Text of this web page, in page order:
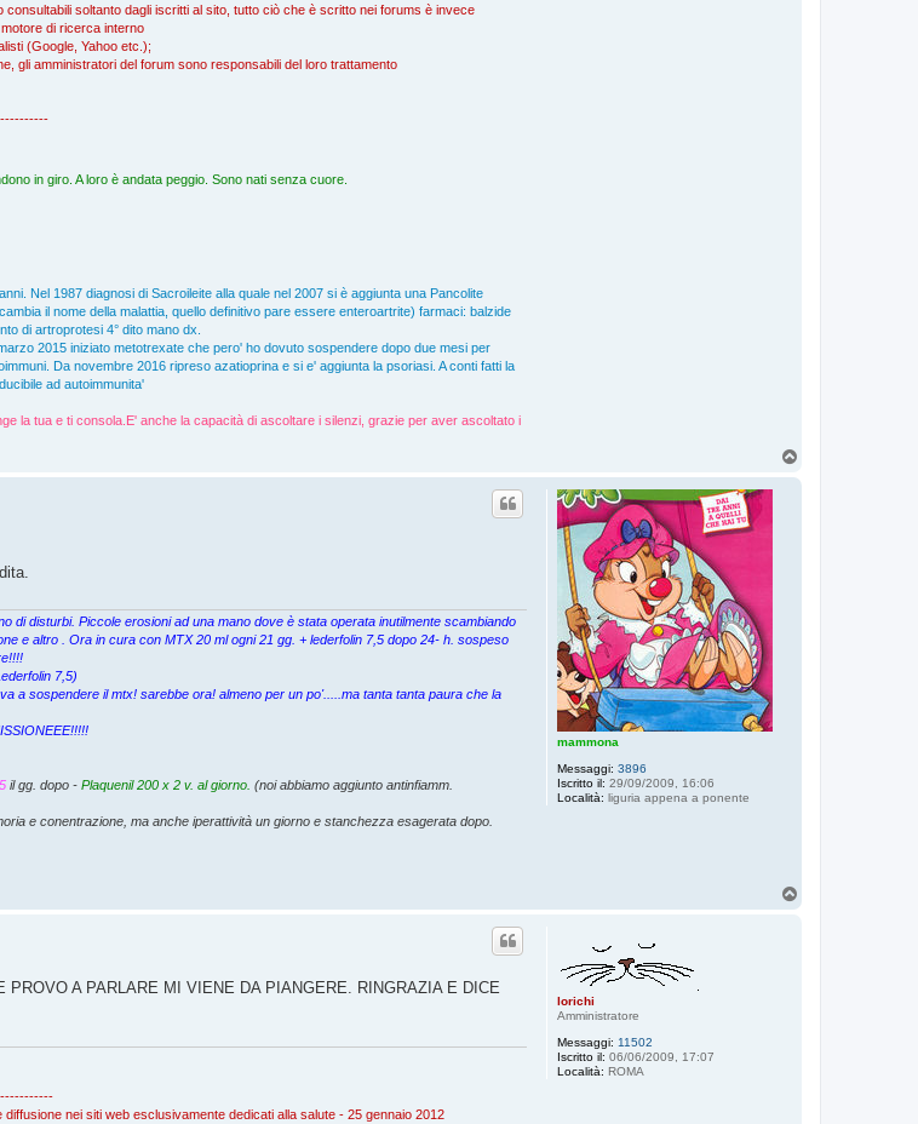
soltanto dagli iscritti al sito, tutto ciò che è scritto nei forums è invece
di ricerca interno
(Google, Yahoo etc.);
gli amministratori del forum sono responsabili del loro trattamento
in giro. A loro è andata peggio. Sono nati senza cuore.
Nel 1987 diagnosi di Sacroileite alla quale nel 2007 si è aggiunta una Pancolite
il nome della malattia, quello definitivo pare essere enteroartrite) farmaci: balzide
di artroprotesi 4° dito mano dx.
2015 iniziato metotrexate che pero' ho dovuto sospendere dopo due mesi per
Da novembre 2016 ripreso azatioprina e si e' aggiunta la psoriasi. A conti fatti la
ad autoimmunita'
la tua e ti consola.E' anche la capacità di ascoltare i silenzi, grazie per aver ascoltato i
mammona
Messaggi: 3896
Iscritto il: 29/09/2009, 16:06
Località: liguria appena a ponente
di disturbi. Piccole erosioni ad una mano dove è stata operata inutilmente scambiando
e altro . Ora in cura con MTX 20 ml ogni 21 gg. + lederfolin 7,5 dopo 24- h. sospeso
7,5)
a sospendere il mtx! sarebbe ora! almeno per un po'.....ma tanta tanta paura che la
il gg. dopo - Plaquenil 200 x 2 v. al giorno. (noi abbiamo aggiunto antinfiamm.
e conentrazione, ma anche iperattività un giorno e stanchezza esagerata dopo.
lorichi
Amministratore
Messaggi: 11502
Iscritto il: 06/06/2009, 17:07
Località: ROMA
A PARLARE MI VIENE DA PIANGERE. RINGRAZIA E DICE
nei siti web esclusivamente dedicati alla salute - 25 gennaio 2012